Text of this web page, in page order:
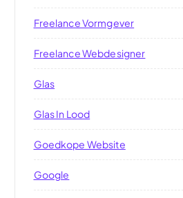
Freelance Vormgever
Freelance Webdesigner
Glas
Glas In Lood
Goedkope Website
Google